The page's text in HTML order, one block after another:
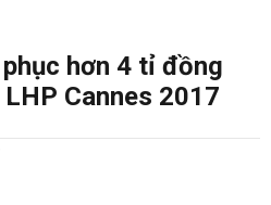
hơn 4 tỉ đồng
Cannes 2017